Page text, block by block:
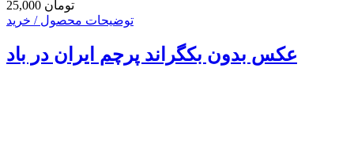
25,000 تومان
توضیحات محصول / خرید
عکس بدون بکگراند پرچم ایران در باد